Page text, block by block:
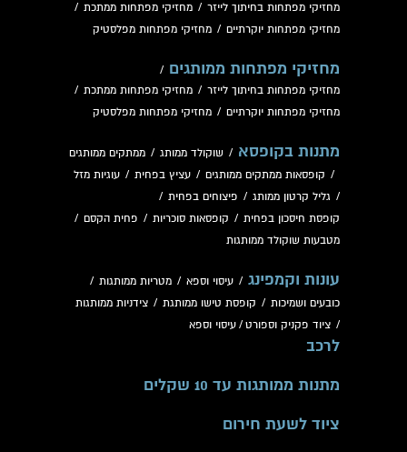
מחזיקי מפתחות בחיתוך לייזר / מחזיקי מפתחות ממתכת /
מחזיקי מפתחות יוקרתיים / מחזיקי מפתחות מפלסטיק
מחזיקי מפתחות ממותגים /
מחזיקי מפתחות בחיתוך לייזר / מחזיקי מפתחות ממתכת /
מחזיקי מפתחות יוקרתיים / מחזיקי מפתחות מפלסטיק
מתנות בקופסא / שוקולד ממותג / ממתקים ממותגים
/ קופסאות ממתקים ממותגים / עציץ בפחית / עוגיות מזל
/ גליל קרטון ממותג / פיצוחים בפחית /
קופסת חיסכון בפחית / קופסאות סוכריות / פחית הקסם /
מטבעות שוקולד ממותגות
עונות וקמפינג / עיסוי וספא / מטריות ממותגות /
כובעים ושמיכות / קופסת טישו ממותגת / צידניות ממותגות
/ ציוד פקניק וספורט / עיסוי וספא
לרכב
מתנות ממותגות עד 10 שקלים
ציוד לשעת חירום